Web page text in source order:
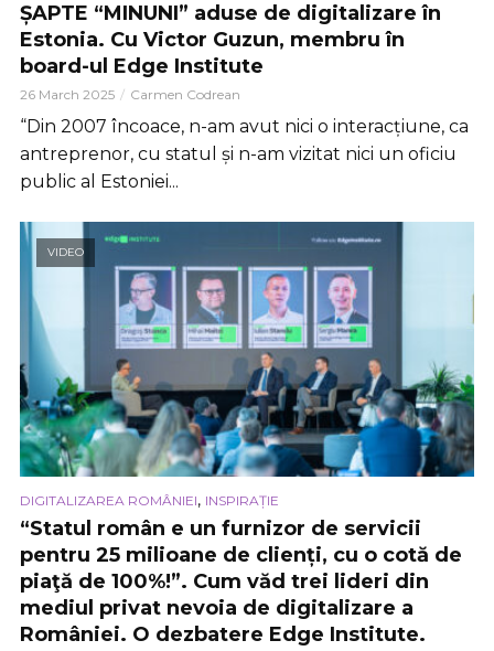
ȘAPTE “MINUNI” aduse de digitalizare în
Estonia. Cu Victor Guzun, membru în
board-ul Edge Institute
26 March 2025 Carmen Codrean
“Din 2007 încoace, n-am avut nici o interacțiune, ca
antreprenor, cu statul și n-am vizitat nici un oficiu
public al Estoniei...
VIDEO
DIGITALIZAREA ROMÂNIEI, INSPIRAȚIE
“Statul român e un furnizor de servicii
pentru 25 milioane de clienți, cu o cotă de
piaţă de 100%!”. Cum văd trei lideri din
mediul privat nevoia de digitalizare a
României. O dezbatere Edge Institute.